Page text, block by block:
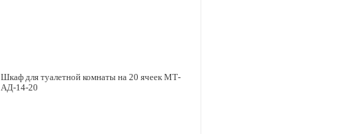
Шкаф для туалетной комнаты на 20 ячеек МТ-
АД-14-20